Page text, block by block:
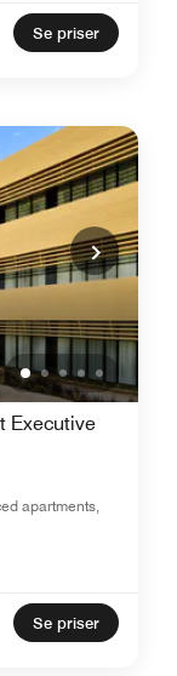
Se priser
Executive
apartments,
Se priser